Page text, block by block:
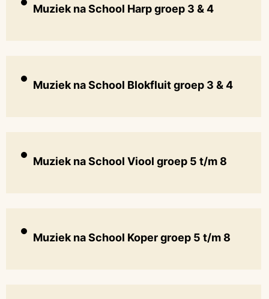
Muziek na School Harp groep 3 & 4
Muziek na School Blokfluit groep 3 & 4
Muziek na School Viool groep 5 t/m 8
Muziek na School Koper groep 5 t/m 8